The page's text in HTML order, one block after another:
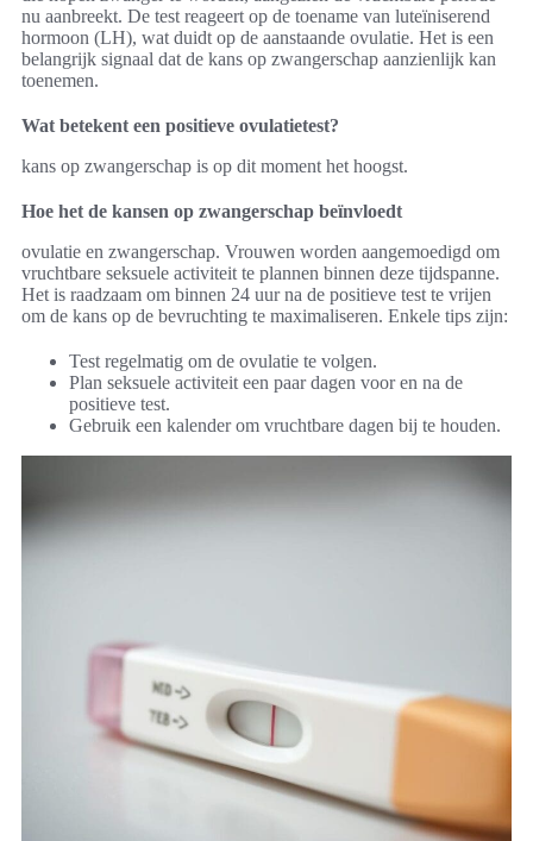
nu aanbreekt. De test reageert op de toename van luteïniserend
hormoon (LH), wat duidt op de aanstaande ovulatie. Het is een
belangrijk signaal dat de kans op zwangerschap aanzienlijk kan
toenemen.
Wat betekent een positieve ovulatietest?
kans op zwangerschap is op dit moment het hoogst.
Hoe het de kansen op zwangerschap beïnvloedt
ovulatie en zwangerschap. Vrouwen worden aangemoedigd om
vruchtbare seksuele activiteit te plannen binnen deze tijdspanne.
Het is raadzaam om binnen 24 uur na de positieve test te vrijen
om de kans op de bevruchting te maximaliseren. Enkele tips zijn:
Test regelmatig om de ovulatie te volgen.
Plan seksuele activiteit een paar dagen voor en na de
positieve test.
Gebruik een kalender om vruchtbare dagen bij te houden.